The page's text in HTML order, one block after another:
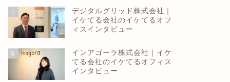
7
デジタルグリッド株式会社｜
イケてる会社のイケてるオフ
ィスインタビュー
8
インアゴーラ株式会社｜イケ
てる会社のイケてるオフィス
インタビュー